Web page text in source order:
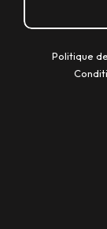
Politique